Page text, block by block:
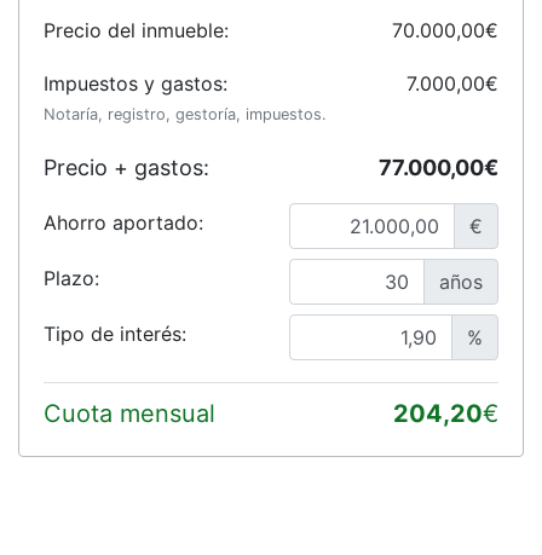
Precio del inmueble: 70.000,00€
Impuestos y gastos:
Notaría, registro, gestoría, impuestos.
7.000,00€
Precio + gastos: 77.000,00€
Ahorro aportado: €
Plazo: años
Tipo de interés: %
Cuota mensual 204,20€